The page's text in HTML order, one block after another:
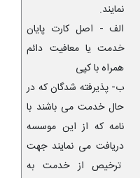
نمایند.
الف - اصل کارت پایان
خدمت یا معافیت دائم
همراه با کپی
ب- پذیرفته شدگان که در
حال خدمت می باشند با
نامه که از این موسسه
دریافت می نمایند جهت
ترخیص از خدمت به